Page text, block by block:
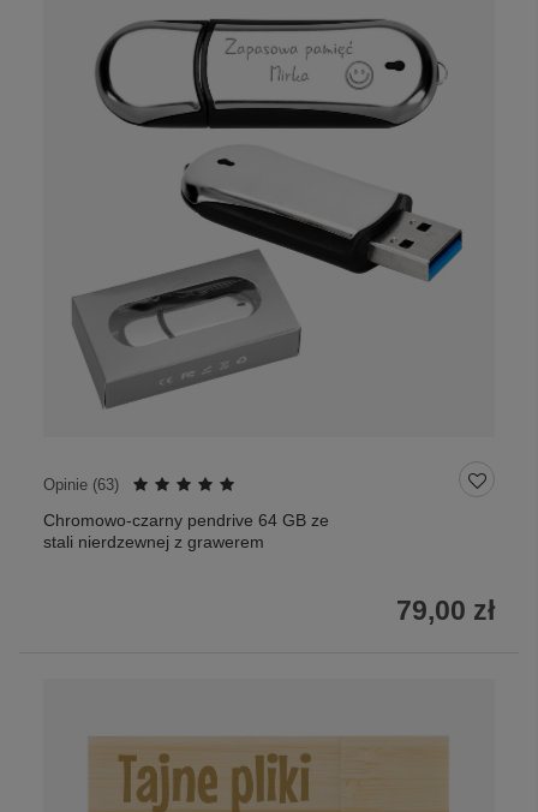
Opinie (63)
Chromowo-czarny pendrive 64 GB ze
stali nierdzewnej z grawerem
79,00 zł